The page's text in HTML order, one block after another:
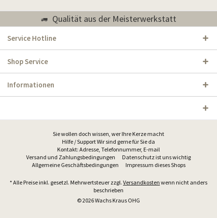
Qualität aus der Meisterwerkstatt
Service Hotline
Shop Service
Informationen
Sie wollen doch wissen, wer Ihre Kerze macht
Hilfe / Support Wir sind gerne für Sie da
Kontakt: Adresse, Telefonnummer, E-mail
Versand und Zahlungsbedingungen
Datenschutz ist uns wichtig
Allgemeine Geschäftsbedingungen
Impressum dieses Shops
* Alle Preise inkl. gesetzl. Mehrwertsteuer zzgl. Versandkosten wenn nicht anders
beschrieben
© 2026 Wachs Kraus OHG